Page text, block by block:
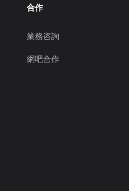
合作
業務咨詢
網吧合作